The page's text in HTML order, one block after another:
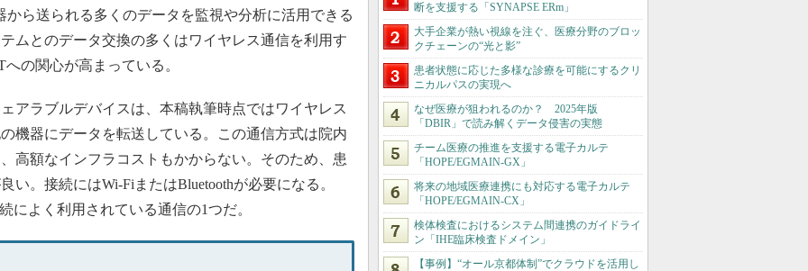
ら送られる多くのデータを監視や分析に活用できる
ムとのデータ交換の多くはワイヤレス通信を利用す
の関心が高まっている。
ラブルデバイスは、本稿執筆時点ではワイヤレス
機器にデータを転送している。この通信方式は院内
高額なインフラコストもかからない。そのため、患
い。接続にはWi-FiまたはBluetoothが必要になる。
によく利用されている通信の1つだ。
断を支援する「SYNAPSE ERm」
大手企業が熱い視線を注ぐ、医療分野のブロッ
クチェーンの“光と影”
患者状態に応じた多様な診療を可能にするクリ
ニカルパスの実現へ
なぜ医療が狙われるのか？ 2025年版
「DBIR」で読み解くデータ侵害の実態
チーム医療の推進を支援する電子カルテ
「HOPE/EGMAIN-GX」
将来の地域医療連携にも対応する電子カルテ
「HOPE/EGMAIN-CX」
検体検査におけるシステム間連携のガイドライ
ン「IHE臨床検査ドメイン」
【事例】“オール京都体制”でクラウドを活用し